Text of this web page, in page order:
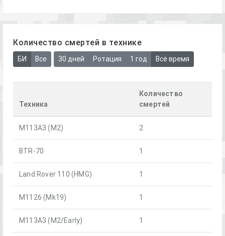
Количество смертей в технике
БИ Все 30 дней Ротация 1 год Всё время
Техника
Количество
смертей
М113А3 (М2) 2
BTR-70 1
Land Rover 110 (HMG) 1
M1126 (Mk19) 1
M113A3 (M2/Early) 1